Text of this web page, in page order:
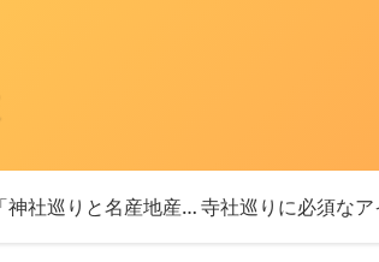
「神社巡りと名産地産を探す旅」ブログ始めました！